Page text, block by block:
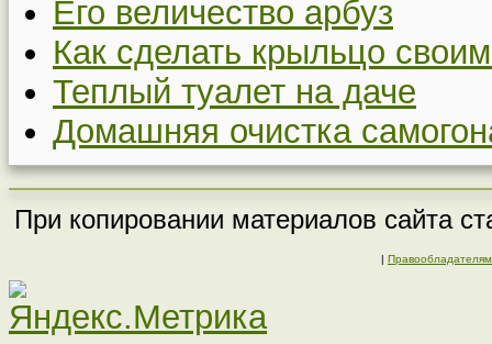
Его величество арбуз
Как сделать крыльцо
Теплый туалет на даче
Домашняя очистка
При копировании материалов сайта
| Правообладателям